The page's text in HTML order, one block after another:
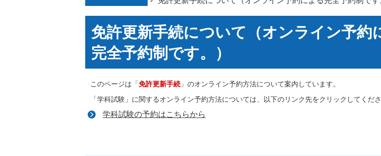
免許更新手続について（オンライン予約
完全予約制です。）
このページは「免許更新手続 」のオンライン予約方法について案内しています。
「学科試験」に関するオンライン予約方法については、以下のリンク先をクリックしてくださ
学科試験の予約はこちらから